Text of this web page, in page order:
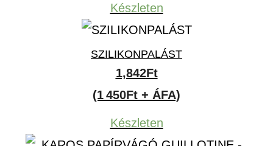
Készleten
SZILIKONPALÁST
1,842Ft
(1 450Ft + ÁFA)
Készleten